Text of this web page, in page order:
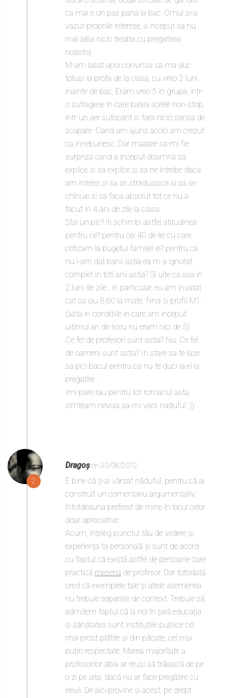
ca mai e un pas pana la bac. Omul si-a
vazut propriile interese, a inceput sa nu
mai aiba nicio treaba cu pregatirea
noastra.
M-am lasat apoi convinsa sa ma duc
totusi la profa de la clasa, cu vreo 2 luni
inainte de bac. Eram vreo 5 in grupa, intr-
o sufragerie in care batea sorele non-stop,
intr-un aer sufocant si fara nicio sansa de
scapare. Cand am ajuns acolo am crezut
ca innebunesc. Dar maaare sa-mi fie
surpriza cand a inceput doamna sa
explice si sa explice si sa ne intrebe daca
am inteles si sa se straduiasca si sa se
chinuie si sa faca absolut tot ce nu a
facut in 4 ani de zile la clasa.
Stai un pic? iti schimbi astfel atitudinea
pentru ce? pentru cei 40 de lei cu care
cotizam la bugetul familiei ei? pentru ca
nu i-am dat banii astia ea m-a ignorat
complet in toti anii astia? Si uite ca asa in
2 luni de zile , in particular, eu am invatat
cat sa iau 8.60 la mate, fiind si profil M1.
(asta in conditiile in care am inceput
ultimul an de liceu nu eram nici de 5).
Ce fel de profesori sunt astia? Nu. Ce fel
de oameni sunt astia? In stare sa te lase
sa pici bacul pentru ca nu te duci la ei la
pregatire…
Imi pare rau pentru tot romanul asta,
simteam nevoia sa-mi vars naduful :))
2
Dragoșon 30/08/2012
E bine că ți-ai vărsat năduful, pentru că ai
construit un comentariu argumentativ,
întotdeauna preferat de mine în locul celor
doar apreciative.
Acum, înțeleg punctul tău de vedere și
experiența ta personală și sunt de acord
cu faptul că există astfel de persoane care
practică meseria de profesor. Dar totodată
cred că exemplele tale și altele asemenea
nu trebuie separate de context. Trebuie să
admitem faptul că la noi în țară educația
și sănătatea sunt instituțiile publice cel
mai prost plătite și din păcate, cel mai
puțin respectate. Marea majoritate a
profesorilor abia ar reuși să trăiască de pe
o zi pe alta, dacă nu ar face pregătire cu
elevii. De aici provine și acest, pe drept